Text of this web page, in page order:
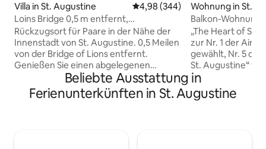
Villa in St. Augustine Durchschnittliche Bewertung:
4,98 (344)
Loins Bridge 0,5 m entfernt,
2 Schlafzimmer, privater Whirlpool
Rückzugsort für Paare in der Nähe der
Innenstadt von St. Augustine. 0,5 Meilen
von der Bridge of Lions entfernt.
Genießen Sie einen abgelegenen
Innenhof, einen entspannenden
Wasserbrunnen und einen neuen
Whirlpool für 4 Personen. Entspanne
Wohnung in St.
Balkon-Wohnung
der USA (St.
„The Heart of St.
zur Nr. 1 der
gewählt, Nr. 5 der
St. Augustine“
in den „Top 15
von Road Affair. Live-Musik, leckeres
Essen, Craft-
Beliebte Ausstattung in
Ferienunterkünften in St. Augustine